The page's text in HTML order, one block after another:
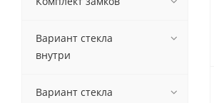
Вариант стекла
внутри
Вариант стекла